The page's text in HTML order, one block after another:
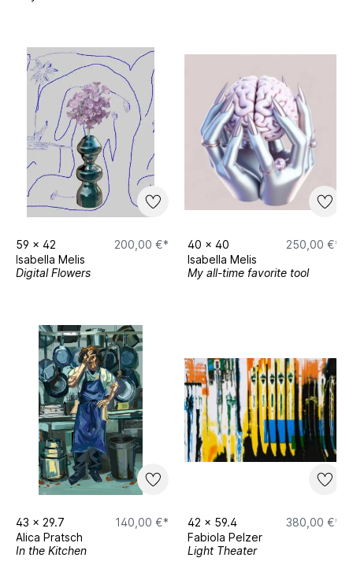
59 x 42
200,00 €*
Isabella Melis
Digital Flowers
40 x 40
250,00 €*
Isabella Melis
My all-time favorite tool
43 x 29.7
140,00 €*
Alica Pratsch
In the Kitchen
42 x 59.4
380,00 €*
Fabiola Pelzer
Light Theater